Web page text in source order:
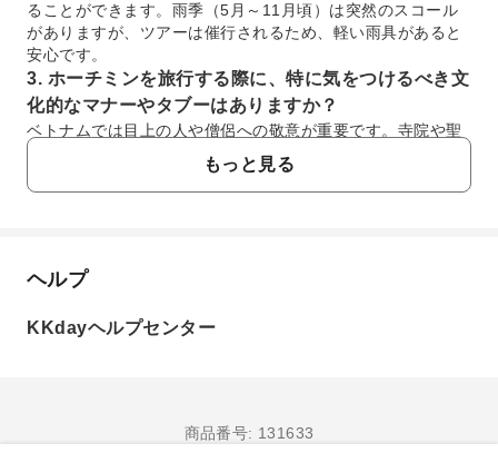
ることができます。雨季（5月～11月頃）は突然のスコール
がありますが、ツアーは催行されるため、軽い雨具があると
安心です。
3. ホーチミンを旅行する際に、特に気をつけるべき文
化的なマナーやタブーはありますか？
ベトナムでは目上の人や僧侶への敬意が重要です。寺院や聖
地を訪れる際は、肩や膝が隠れる控えめな服装を心がけまし
ょう。また、公共の場での大声や派手な行動は避け、人前で
の過度な愛情表現も控えるのがマナーです。写真を撮る際
以外の交通手段はありますか？
アプリ（Grabなど）、公共バスが主な選択肢です。タクシー
はヴィナサン（Vinasun）やマイリン（Mai Linh）といった
ーや配車アプリなら約30～45分で到着します。
もっと見る
よくあるご質問
地ガイドが同行し、安全なルートを選んで運転するた
ヘルプ
KKdayヘルプセンター
商品番号: 131633